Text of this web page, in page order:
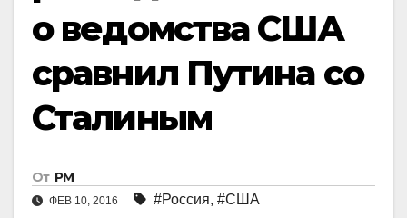
о ведомства США
сравнил Путина со
Сталиным
От РМ
ФЕВ 10, 2016 #Россия, #США